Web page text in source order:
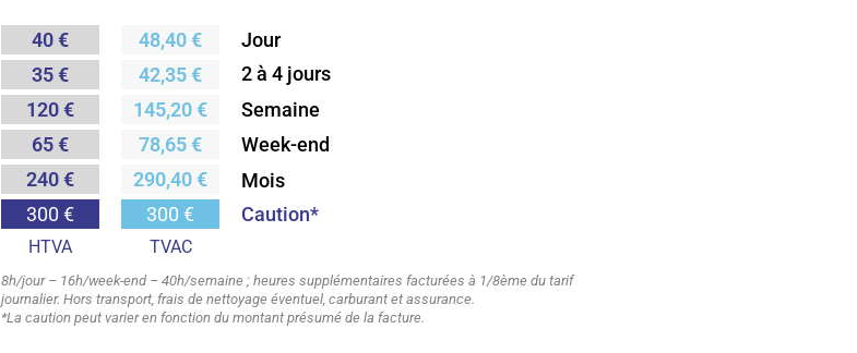
40 €
35 €
120 €
65 €
240 €
300 €
HTVA
48,40 €
42,35 €
145,20 €
78,65 €
290,40 €
300 €
TVAC
Jour
2 à 4 jours
Semaine
Week-end
Mois
Caution*
8h/jour – 16h/week-end – 40h/semaine ; heures supplémentaires facturées à 1/8ème du tarif
journalier. Hors transport, frais de nettoyage éventuel, carburant et assurance.
*La caution peut varier en fonction du montant présumé de la facture.